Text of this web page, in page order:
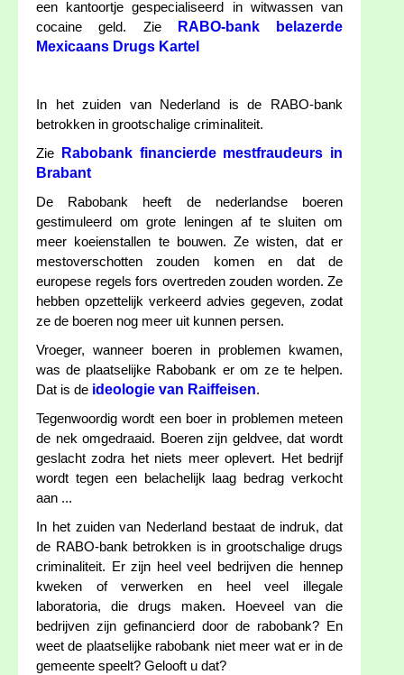
een kantoortje gespecialiseerd in witwassen van
cocaine geld. Zie
RABO-bank belazerde
Mexicaans Drugs Kartel
In het zuiden van Nederland is de RABO-bank
betrokken in grootschalige criminaliteit.
Zie
Rabobank financierde mestfraudeurs in
Brabant
De Rabobank heeft de nederlandse boeren
gestimuleerd om grote leningen af te sluiten om
meer koeienstallen te bouwen. Ze wisten, dat er
mestoverschotten zouden komen en dat de
europese regels fors overtreden zouden worden. Ze
hebben opzettelijk verkeerd advies gegeven, zodat
ze de boeren nog meer uit kunnen persen.
Vroeger, wanneer boeren in problemen kwamen,
was de plaatselijke Rabobank er om ze te helpen.
Dat is de ideologie van Raiffeisen.
Tegenwoordig wordt een boer in problemen meteen
de nek omgedraaid. Boeren zijn geldvee, dat wordt
geslacht zodra het niets meer oplevert. Het bedrijf
wordt tegen een belachelijk laag bedrag verkocht
aan ...
In het zuiden van Nederland bestaat de indruk, dat
de RABO-bank betrokken is in grootschalige drugs
criminaliteit. Er zijn heel veel bedrijven die hennep
kweken of verwerken en heel veel illegale
laboratoria, die drugs maken. Hoeveel van die
bedrijven zijn gefinancierd door de rabobank? En
weet de plaatselijke rabobank niet meer wat er in de
gemeente speelt? Gelooft u dat?